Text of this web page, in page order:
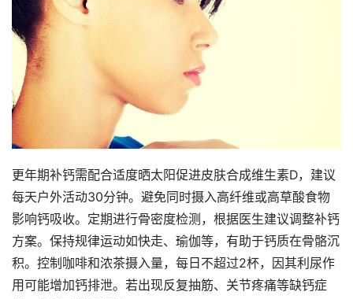
更年期补钙需配合适度晒太阳促进皮肤合成维生素D，建议
每天户外活动30分钟。避免同时摄入高纤维或高草酸食物
影响钙吸收。定期进行骨密度检测，根据医生建议调整补钙
方案。保持规律运动如快走、瑜伽等，有助于钙质在骨骼沉
积。控制咖啡和浓茶摄入量，每日不超过2杯，因其利尿作
用可能增加钙排泄。若出现反复抽筋、关节疼痛等缺钙症